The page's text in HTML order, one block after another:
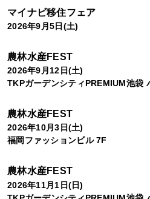
マイナビ移住フェア
2026年9月5日(土)
農林水産FEST
2026年9月12日(土)
TKPガーデンシティPREMIUM池袋
農林水産FEST
2026年10月3日(土)
福岡ファッションビル 7F
農林水産FEST
2026年11月1日(日)